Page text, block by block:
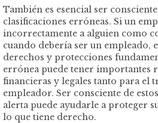
También es esencial ser
clasificaciones erróneas. Si un
incorrectamente a alguien como
cuando debería ser un empleado,
derechos y protecciones
errónea puede tener importantes
financieras y legales tanto para el
empleador. Ser consciente de
alerta puede ayudarle a proteger
lo que tiene derecho.